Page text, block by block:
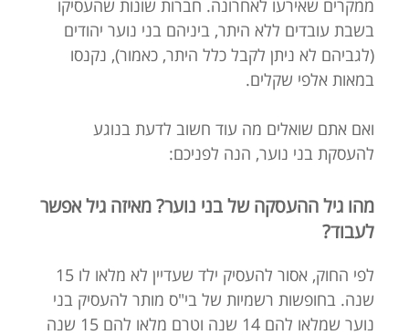
ממקרים שאירעו לאחרונה. חברות שונות שהעסיקו
בשבת עובדים ללא היתר, ביניהם בני נוער יהודים
(לגביהם לא ניתן לקבל כלל היתר, כאמור), נקנסו
במאות אלפי שקלים.
ואם אתם שואלים מה עוד חשוב לדעת בנוגע
להעסקת בני נוער, הנה לפניכם:
מהו גיל ההעסקה של בני נוער? מאיזה גיל אפשר
לעבוד?
לפי החוק, אסור להעסיק ילד שעדיין לא מלאו לו 15
שנה. בחופשות רשמיות של בי"ס מותר להעסיק בני
נוער שמלאו להם 14 שנה וטרם מלאו להם 15 שנה